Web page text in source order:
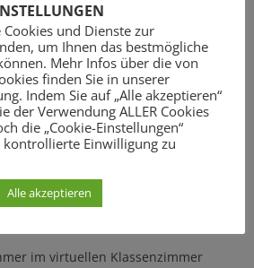
im virtuellen Klassenzimmer
Cookies und Dienste zur
um Ihnen das bestmögliche
Mehr Infos über die von
finden Sie in unserer
Indem Sie auf „Alle akzeptieren“
der Verwendung ALLER Cookies
die „Cookie-Einstellungen“
kontrollierte Einwilligung zu
Alle akzeptieren